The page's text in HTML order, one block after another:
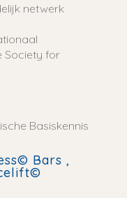
netwerk
Society for
Basiskennis
Bars ,